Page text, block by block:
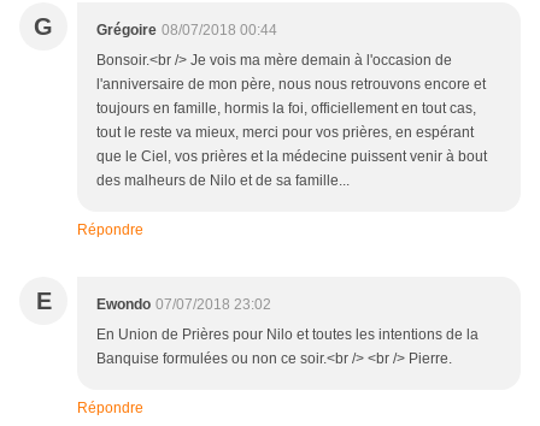
G Grégoire 08/07/2018 00:44
Bonsoir.<br /> Je vois ma mère demain à l'occasion de
l'anniversaire de mon père, nous nous retrouvons encore et
toujours en famille, hormis la foi, officiellement en tout cas,
tout le reste va mieux, merci pour vos prières, en espérant
que le Ciel, vos prières et la médecine puissent venir à bout
des malheurs de Nilo et de sa famille...
Répondre
E Ewondo 07/07/2018 23:02
En Union de Prières pour Nilo et toutes les intentions de la
Banquise formulées ou non ce soir.<br /> <br /> Pierre.
Répondre